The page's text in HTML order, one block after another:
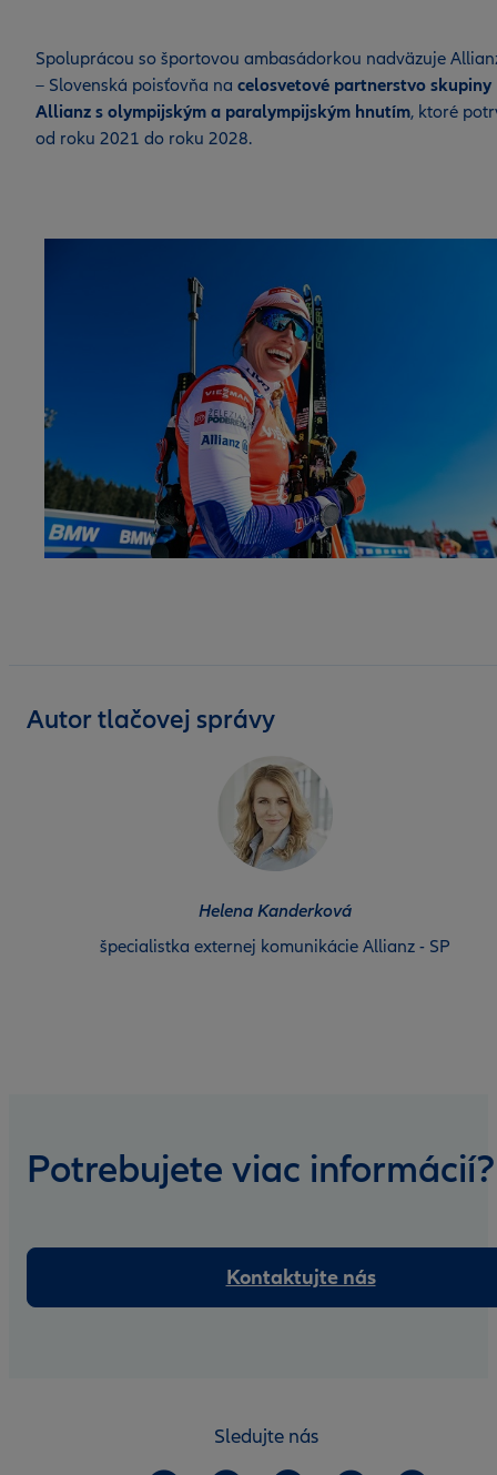
Spoluprácou so športovou ambasádorkou nadväzuje
– Slovenská poisťovňa na celosvetové partnerstvo skupiny
Allianz s olympijským a paralympijským hnutím, ktoré
od roku 2021 do roku 2028.
Autor tlačovej správy
Helena Kanderková
špecialistka externej komunikácie Allianz - SP
Potrebujete viac informácií?
Kontaktujte nás
Sledujte nás